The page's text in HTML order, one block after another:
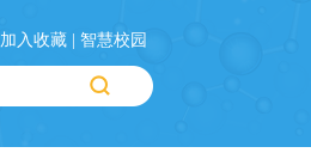
加入收藏 | 智慧校园